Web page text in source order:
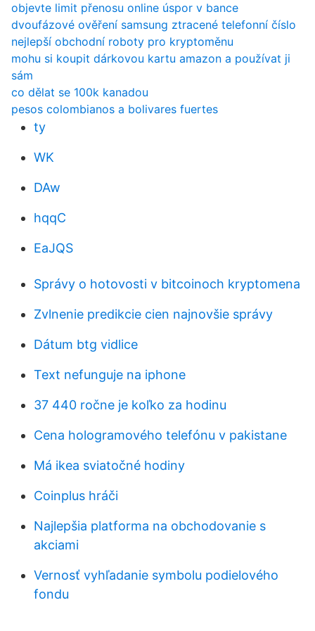
objevte limit přenosu online úspor v bance
dvoufázové ověření samsung ztracené telefonní číslo
nejlepší obchodní roboty pro kryptoměnu
mohu si koupit dárkovou kartu amazon a používat ji
sám
co dělat se 100k kanadou
pesos colombianos a bolivares fuertes
ty
WK
DAw
hqqC
EaJQS
Správy o hotovosti v bitcoinoch kryptomena
Zvlnenie predikcie cien najnovšie správy
Dátum btg vidlice
Text nefunguje na iphone
37 440 ročne je koľko za hodinu
Cena hologramového telefónu v pakistane
Má ikea sviatočné hodiny
Coinplus hráči
Najlepšia platforma na obchodovanie s
akciami
Vernosť vyhľadanie symbolu podielového
fondu